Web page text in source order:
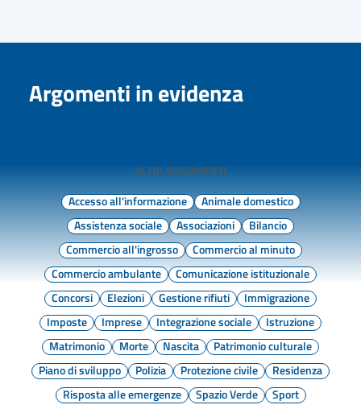
Argomenti in evidenza
ALTRI ARGOMENTI
Accesso all'informazione
Animale domestico
Assistenza sociale
Associazioni
Bilancio
Commercio all'ingrosso
Commercio al minuto
Commercio ambulante
Comunicazione istituzionale
Concorsi
Elezioni Gestione rifiuti
Immigrazione
Imposte
Imprese Integrazione sociale
Istruzione
Matrimonio
Morte Nascita
Patrimonio culturale
Piano di sviluppo
Polizia Protezione civile
Residenza
Risposta alle emergenze
Spazio Verde
Sport